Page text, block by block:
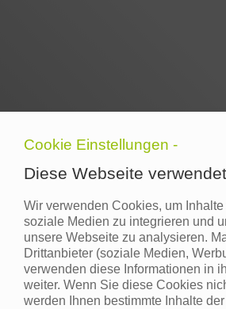
Cookie Einstellungen -
Diese Webseite
Wir verwenden Cookies, um
soziale Medien zu integrieren und
unsere Webseite zu analysieren.
Drittanbieter (soziale Medien,
verwenden diese Informationen in
weiter. Wenn Sie diese Cookies
werden Ihnen bestimmte Inhalte der